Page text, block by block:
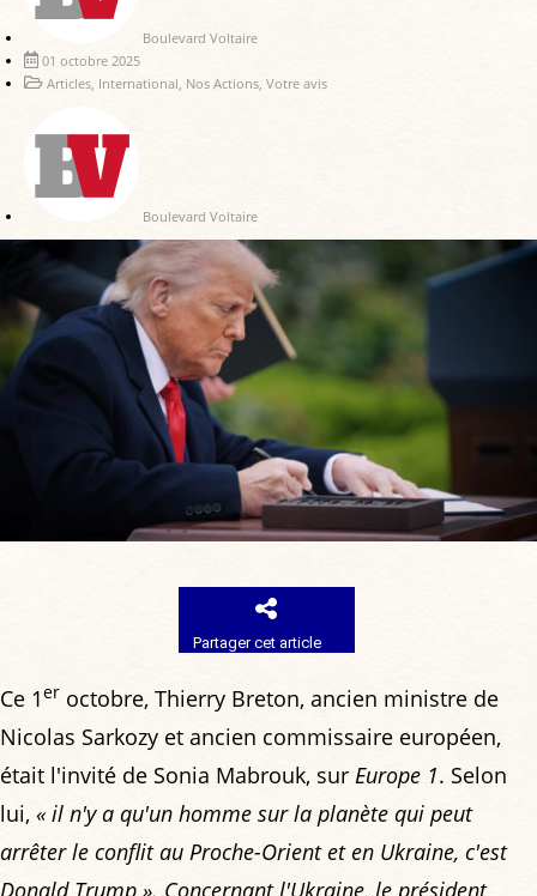
Boulevard Voltaire
01 octobre 2025
Articles, International, Nos Actions, Votre avis
Boulevard Voltaire
Partager cet article
Ce 1er octobre, Thierry Breton, ancien ministre de
Nicolas Sarkozy et ancien commissaire européen,
était l'invité de Sonia Mabrouk, sur Europe 1. Selon
lui, « il n'y a qu'un homme sur la planète qui peut
arrêter le conflit au Proche-Orient et en Ukraine, c'est
Donald Trump ». Concernant l'Ukraine, le président